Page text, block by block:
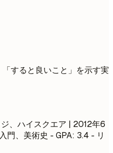
すると良いこと」を示す実
、ハイスクエア | 2012年6
門、美術史 - GPA: 3.4 - リ